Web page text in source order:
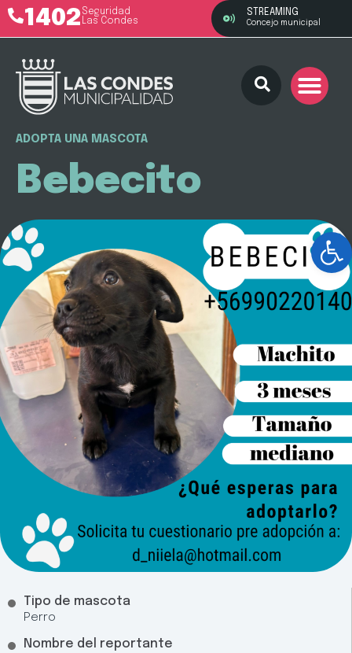
1402 Seguridad
Las Condes
STREAMING
Concejo municipal
ADOPTA UNA MASCOTA
Bebecito
Tipo de mascota
Perro
Nombre del reportante